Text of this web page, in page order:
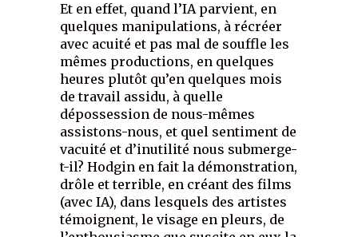
Et en effet, quand l’IA parvient, en
quelques manipulations, à récréer
avec acuité et pas mal de souffle les
mêmes productions, en quelques
heures plutôt qu’en quelques mois
de travail assidu, à quelle
dépossession de nous-mêmes
assistons-nous, et quel sentiment de
vacuité et d’inutilité nous submerge-
t-il? Hodgin en fait la démonstration,
drôle et terrible, en créant des films
(avec IA), dans lesquels des artistes
témoignent, le visage en pleurs, de